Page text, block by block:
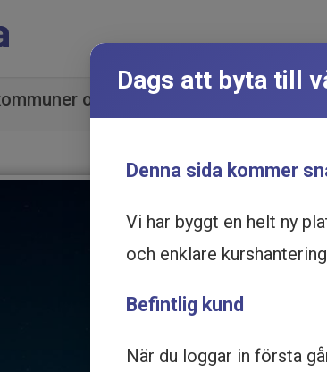
och regioner - Utbildning online
Dags att byta till
Denna sida kommer
Vi har byggt en helt ny
och enklare
Befintlig kund
När du loggar in första